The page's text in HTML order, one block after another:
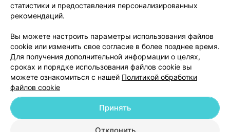
Добавить специалиста
статистики и предоставления персонализированных
рекомендаций.
Вы можете настроить параметры использования файлов
cookie или изменить свое согласие в более позднее время.
Для получения дополнительной информации о целях,
сроках и порядке использования файлов cookie вы
можете ознакомиться с нашей Политикой обработки
файлов cookie
Принять